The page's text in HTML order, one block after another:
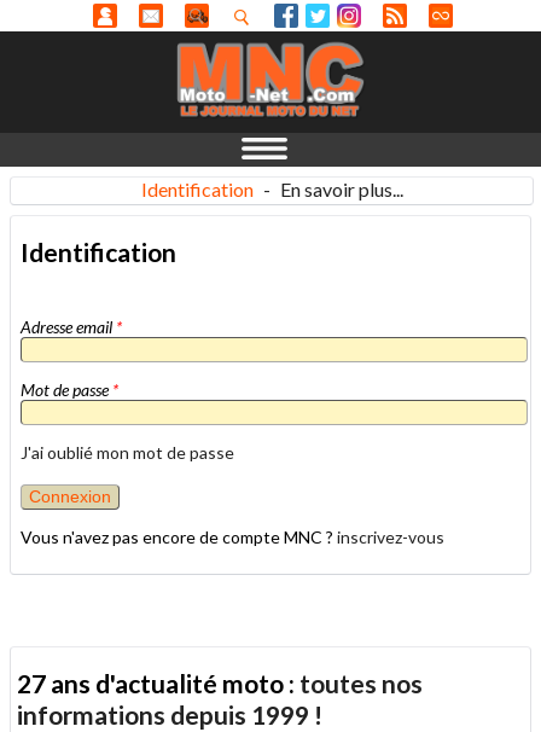
Identification - En savoir plus...
Identification
Adresse email *
Mot de passe*
J'ai oublié mon mot de passe
Vous n'avez pas encore de compte MNC ? inscrivez-vous
27 ans d'actualité moto : toutes nos
informations depuis 1999 !